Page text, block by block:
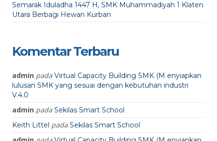
Semarak Iduladha 1447 H, SMK Muhammadiyah 1 Klaten
Utara Berbagi Hewan Kurban
Komentar Terbaru
admin pada Virtual Capacity Building SMK (M enyiapkan
lulusan SMK yang sesuai dengan kebutuhan industri
V.4.0
admin pada Sekilas Smart School
Keith Littel pada Sekilas Smart School